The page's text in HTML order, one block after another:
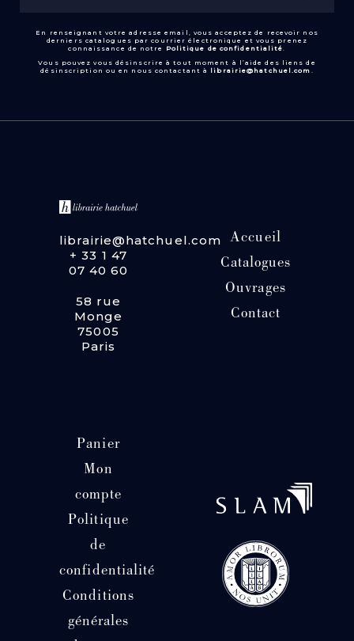
En renseignant votre adresse email, vous acceptez de recevoir nos
derniers catalogues par courrier électronique et vous prenez
connaissance de notre
Politique de confidentialité.
Vous pouvez vous désinscrire à tout moment à l’aide des liens de
désinscription ou en nous contactant à librairie@hatchuel.com .
librairie@hatchuel.com
+ 33 1 47
07 40 60
58 rue
Monge
75005
Paris
Accueil
Catalogues
Ouvrages
Contact
Panier
Mon
compte
Politique
de
confidentialité
Conditions
générales